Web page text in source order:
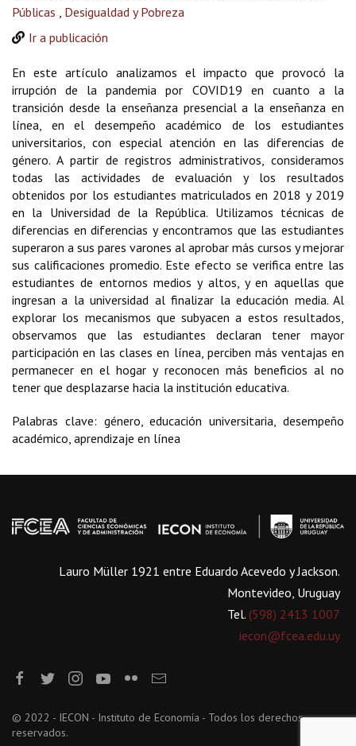
Públicas , Desigualdad y Pobreza
Ir a publicación
En este artículo analizamos el impacto que provocó la
irrupción de la pandemia por COVID19 en cuanto a la
transición desde la enseñanza presencial a la enseñanza en
línea, en el desempeño académico de los estudiantes
universitarios, con especial atención en las diferencias de
género. A partir de registros administrativos, consideramos
todas las actividades de evaluación y los resultados
obtenidos por los estudiantes matriculados en 2018 y 2019
en la Universidad de la República. Utilizamos técnicas de
diferencias en diferencias y encontramos que las estudiantes
superaron a sus pares varones al aprobar más cursos y mejorar
sus calificaciones promedio. Este efecto se verifica entre las
estudiantes de entornos medios y altos, y en aquellas que
ingresan a la universidad al finalizar la educación media. Al
explorar los mecanismos que subyacen a estos resultados,
observamos que las estudiantes declaran tener mayor
participación en las clases en línea, perciben más ventajas en
permanecer en el hogar y reconocen más beneficios al no
tener que desplazarse hacia la institución educativa.
Palabras clave: género, educación universitaria, desempeño
académico, aprendizaje en línea
Lauro Müller 1921 entre Eduardo Acevedo y Jackson.
Montevideo, Uruguay
Tel. (598) 2413 1007
iecon@fcea.edu.uy
© 2022 - IECON - Instituto de Economía - Todos los derechos
reservados.